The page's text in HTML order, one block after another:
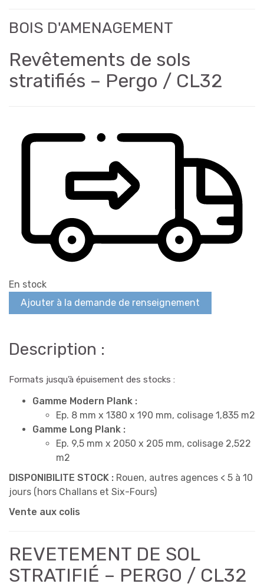
BOIS D'AMENAGEMENT
Revêtements de sols
stratifiés – Pergo / CL32
En stock
Ajouter à la demande de renseignement
Description :
Formats jusqu’à épuisement des stocks :
Gamme Modern Plank :
Ep. 8 mm x 1380 x 190 mm, colisage 1,835 m2
Gamme Long Plank :
Ep. 9,5 mm x 2050 x 205 mm, colisage 2,522
m2
DISPONIBILITE STOCK : Rouen, autres agences < 5 à 10
jours (hors Challans et Six-Fours)
Vente aux colis
REVETEMENT DE SOL
STRATIFIÉ – PERGO / CL32